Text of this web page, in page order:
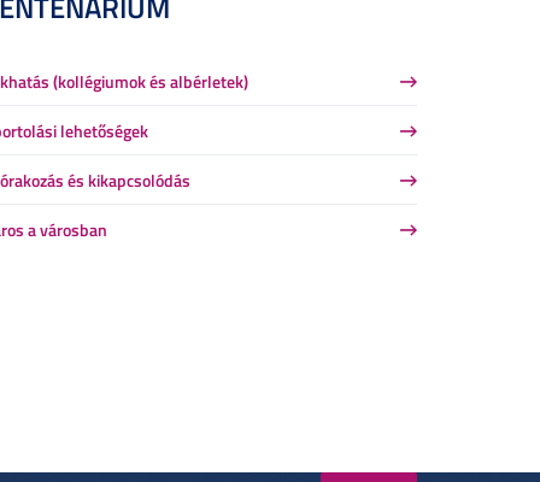
(kollégiumok és albérletek)
lehetőségek
és kikapcsolódás
a városban